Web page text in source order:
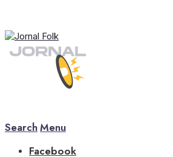
SearchMenu
Facebook